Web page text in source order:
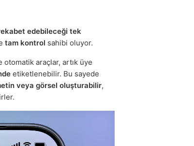
edebileceği tek
tam kontrol sahibi oluyor.
otomatik araçlar, artık üye
etiketlenebilir. Bu sayede
veya görsel oluşturabilir,